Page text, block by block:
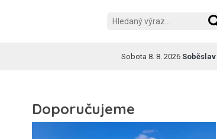
Sobota 8. 8. 2026 Soběslav